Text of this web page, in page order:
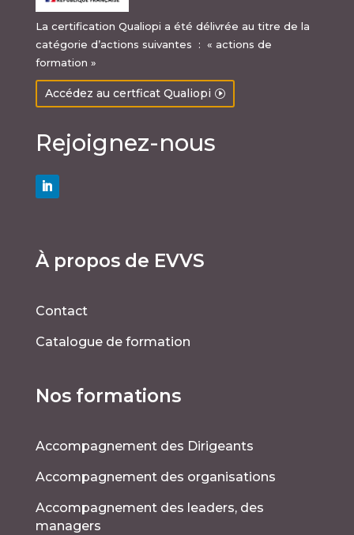
La certification Qualiopi a été délivrée au titre de la
catégorie d’actions suivantes : « actions de
formation »
Accédez au certficat Qualiopi
Rejoignez-nous
À propos de EVVS
Contact
Catalogue de formation
Nos formations
Accompagnement des Dirigeants
Accompagnement des organisations
Accompagnement des leaders, des
managers